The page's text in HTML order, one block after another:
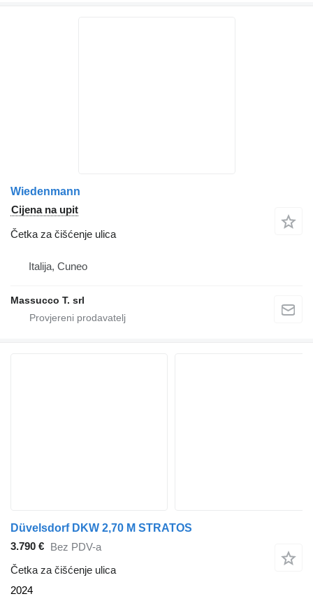
Wiedenmann
Cijena na upit
Četka za čišćenje ulica
Italija, Cuneo
Massucco T. srl
Düvelsdorf DKW 2,70 M STRATOS
3.790 € Bez PDV-a
Četka za čišćenje ulica
2024